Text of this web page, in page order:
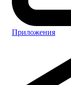
Приложения